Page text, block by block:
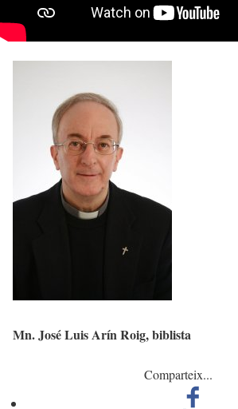
Mn. José Luis Arín Roig, biblista
Comparteix...